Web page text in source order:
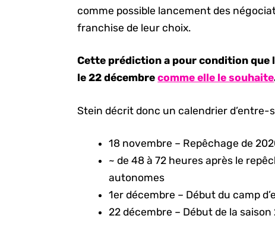
comme possible lancement des
franchise de leur choix.
Cette prédiction a pour condition que
le 22 décembrecomme elle le souhaite
Stein décrit donc un calendrier d’entre-
18 novembre – Repêchage de
~ de 48 à 72 heures après le
autonomes
1er décembre – Début du camp
22 décembre – Début de la